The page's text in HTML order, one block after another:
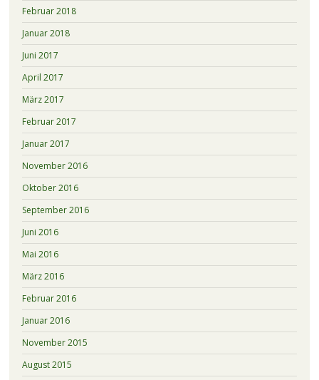
Februar 2018
Januar 2018
Juni 2017
April 2017
März 2017
Februar 2017
Januar 2017
November 2016
Oktober 2016
September 2016
Juni 2016
Mai 2016
März 2016
Februar 2016
Januar 2016
November 2015
August 2015